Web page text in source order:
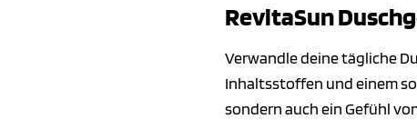
RevitaSun
Verwandle deine tägliche
Inhaltsstoffen und einem
sondern auch ein Gefühl